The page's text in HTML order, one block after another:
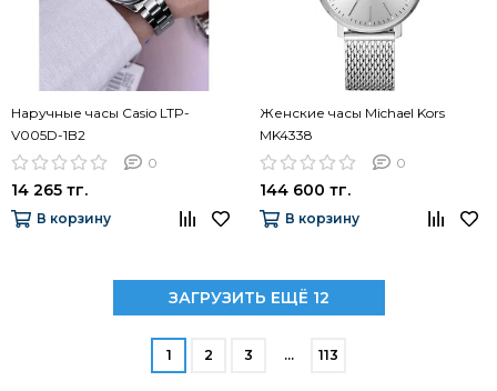
Наручные часы Casio LTP-
V005D-1B2
0
14 265 тг.
В корзину
Женские часы Michael Kors
MK4338
0
144 600 тг.
В корзину
ЗАГРУЗИТЬ ЕЩЁ 12
1 2 3 … 113